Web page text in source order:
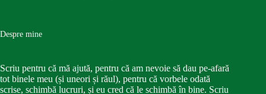
Despre mine
Scriu pentru că mă ajută, pentru că am nevoie să dau pe-afară
tot binele meu (și uneori și răul), pentru că vorbele odată
scrise, schimbă lucruri, și eu cred că le schimbă în bine. Scriu